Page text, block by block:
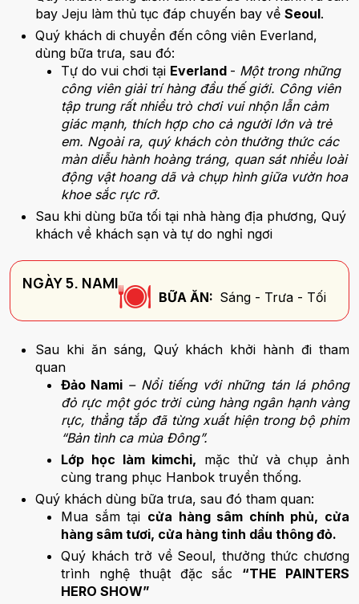
bay Jeju làm thủ tục đáp chuyến bay về Seoul.
Quý khách di chuyển đến công viên Everland,
dùng bữa trưa, sau đó:
Tự do vui chơi tại Everland - Một trong những
công viên giải trí hàng đầu thế giới. Công viên
tập trung rất nhiều trò chơi vui nhộn lẫn cảm
giác mạnh, thích hợp cho cả người lớn và trẻ
em. Ngoài ra, quý khách còn thưởng thức các
màn diễu hành hoàng tráng, quan sát nhiều loài
động vật hoang dã và chụp hình giữa vườn hoa
khoe sắc rực rỡ.
Sau khi dùng bữa tối tại nhà hàng địa phương, Quý
khách về khách sạn và tự do nghỉ ngơi
NGÀY 5. NAMI
BỮA ĂN: Sáng - Trưa - Tối
Sau khi ăn sáng, Quý khách khởi hành đi tham
quan
Đảo Nami – Nổi tiếng với những tán lá phông
đỏ rực một góc trời cùng hàng ngân hạnh vàng
rực, thẳng tắp đã từng xuất hiện trong bộ phim
“Bản tình ca mùa Đông”.
Lớp học làm kimchi, mặc thử và chụp ảnh
cùng trang phục Hanbok truyền thống.
Quý khách dùng bữa trưa, sau đó tham quan:
Mua sắm tại cửa hàng sâm chính phủ, cửa
hàng sâm tươi, cửa hàng tinh dầu thông đỏ.
Quý khách trở về Seoul, thưởng thức chương
trình nghệ thuật đặc sắc “THE PAINTERS
HERO SHOW”